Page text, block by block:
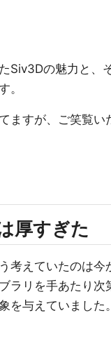
Siv3Dの魅力と、
。
すが、ご笑覧い
厚すぎた
考えていたのは今
ラリを手あたり次
を与えていました。